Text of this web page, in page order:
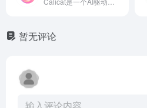
暂无评论